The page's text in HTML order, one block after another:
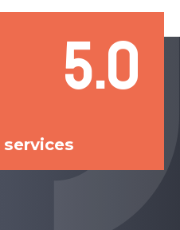
5.0
services